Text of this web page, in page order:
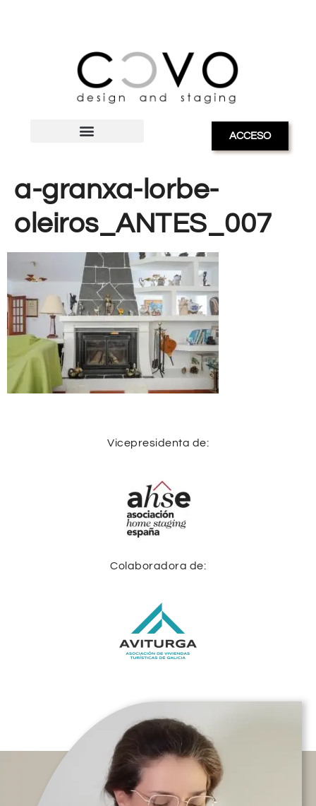
ACCESO
a-granxa-lorbe-
oleiros_ANTES_007
Vicepresidenta de:
Colaboradora de: